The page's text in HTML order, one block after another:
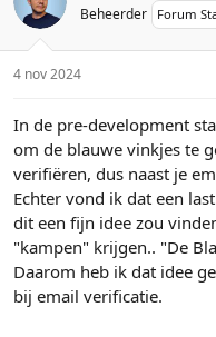
Beheerder Forum
4 nov 2024
In de pre-development
om de blauwe vinkjes te
verifiëren, dus naast je
Echter vond ik dat een
dit een fijn idee zou
"kampen" krijgen.. "De
Daarom heb ik dat idee
bij email verificatie.